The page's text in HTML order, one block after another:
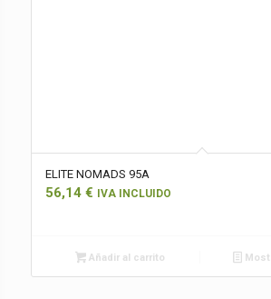
ELITE NOMADS 95A
56,14 € IVA INCLUIDO
Añadir al carrito